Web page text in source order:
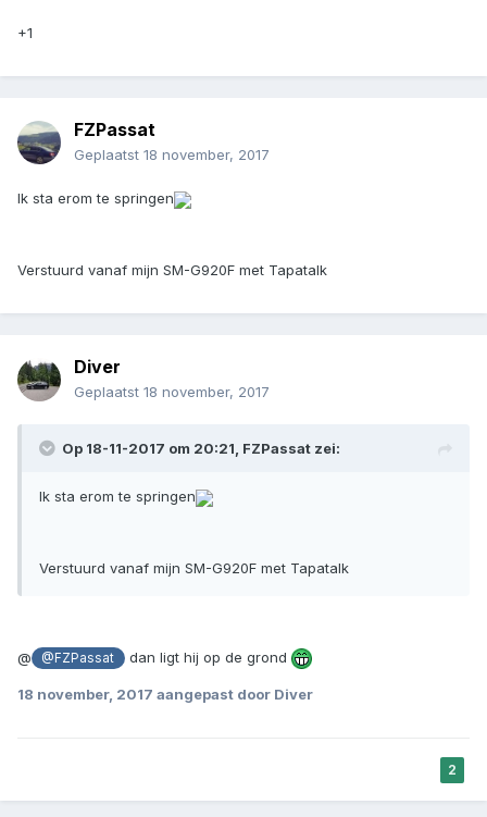
+1
FZPassat
Geplaatst 18 november, 2017
Ik sta erom te springen
Verstuurd vanaf mijn SM-G920F met Tapatalk
Diver
Geplaatst 18 november, 2017
Op 18-11-2017 om 20:21, FZPassat zei:
Ik sta erom te springen
Verstuurd vanaf mijn SM-G920F met Tapatalk
@ @FZPassat dan ligt hij op de grond
18 november, 2017 aangepast door Diver
2